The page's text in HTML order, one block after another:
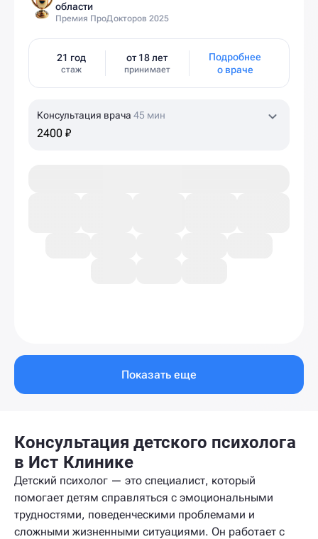
области
Премия ПроДокторов 2025
21 год
стаж
от 18 лет
принимает
Подробнее
о враче
Консультация врача 45 мин
2400 ₽
Показать еще
Консультация детского психолога
в Ист Клинике
Детский психолог — это специалист, который
помогает детям справляться с эмоциональными
трудностями, поведенческими проблемами и
сложными жизненными ситуациями. Он работает с